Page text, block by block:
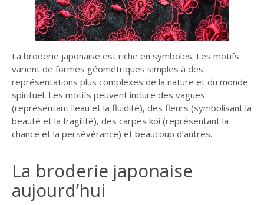
La broderie japonaise est riche en symboles. Les motifs
varient de formes géométriques simples à des
représentations plus complexes de la nature et du monde
spirituel. Les motifs peuvent inclure des vagues
(représentant l’eau et la fluidité), des fleurs (symbolisant la
beauté et la fragilité), des carpes koi (représentant la
chance et la persévérance) et beaucoup d’autres.
La broderie japonaise
aujourd’hui